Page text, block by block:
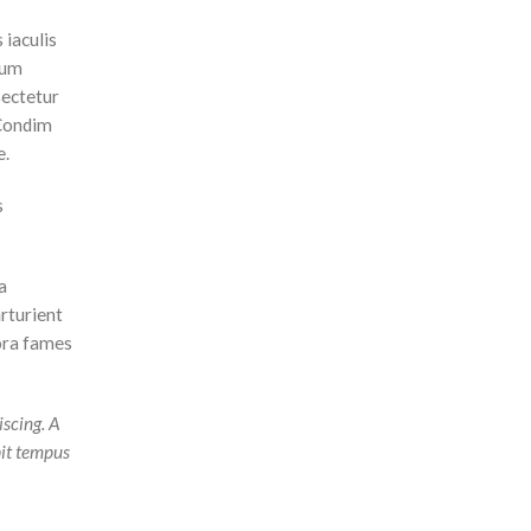
iaculis
fames
A
tempus